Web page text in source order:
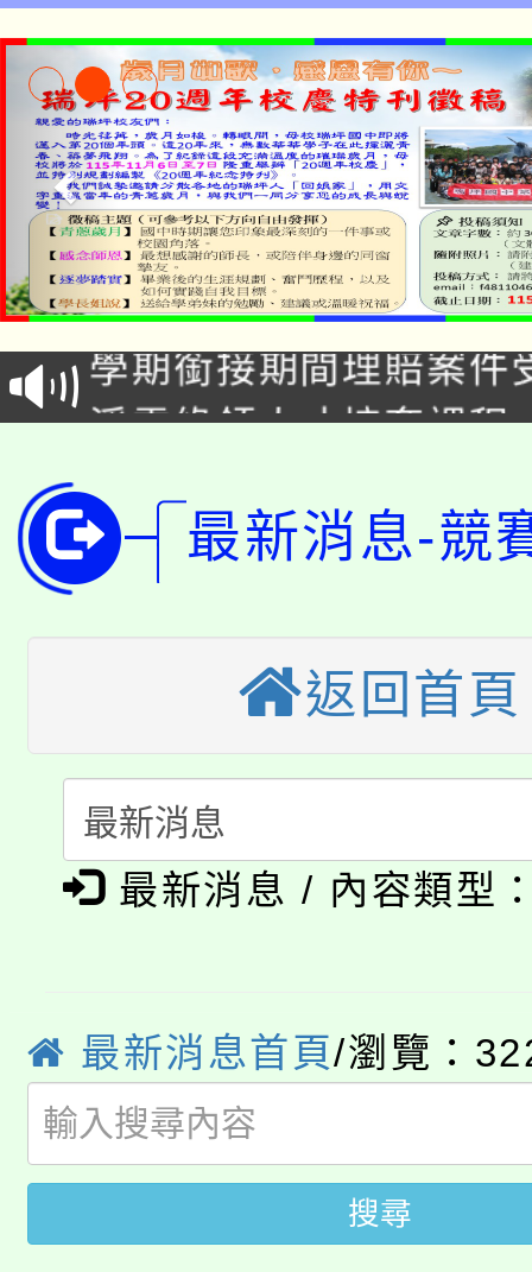
淨零綠生活教案入校路
會
115年食農教育專業人
程
學期銜接期間理賠案件
學籍身 分審查程序及
版
淨零綠領人才培育課程
代理(課)教師甄選結果(
「2026金融保險知識
車」活動
桃園市115學年度學生
生本土語及新住民語歌
公告本校115學年度第
代理(課)教師甄選結果
公告本校115學年度第
代理(課)教師甄選結果(
轉知中國文化大學推廣
《TA101》溝通分析基
程，歡迎學生輔導中心
系所師生報名參加。
淨零綠生活教案入校路
會
115年食農教育專業人
版
公告本校115學年度第
代理(課)教師甄選結果(
「2026金融保險知識
車」活動
桃園市115學年度學生
生本土語及新住民語歌
公告本校115學年度第
最新消息-競
返回首頁
最新消息 / 內容類型
最新消息首頁/瀏覽：
搜尋